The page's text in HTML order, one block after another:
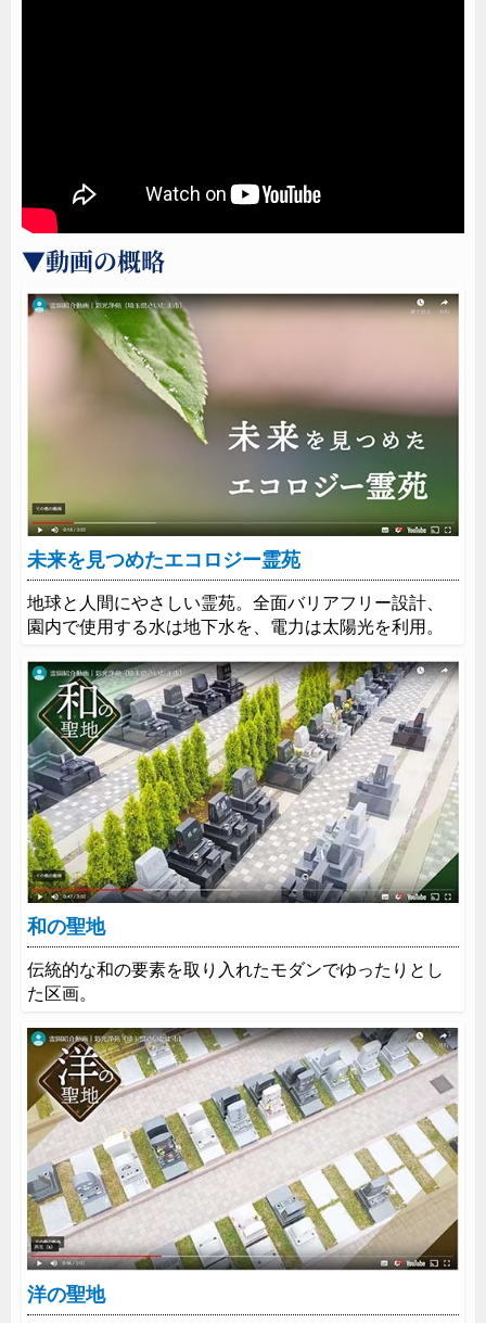
▼動画の概略
未来を見つめたエコロジー霊苑
地球と人間にやさしい霊苑。全面バリアフリー設計、
園内で使用する水は地下水を、電力は太陽光を利用。
和の聖地
伝統的な和の要素を取り入れたモダンでゆったりとし
た区画。
洋の聖地